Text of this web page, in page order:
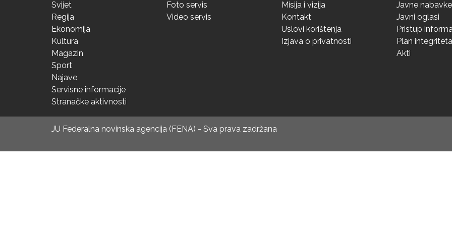
Svijet
Regija
Ekonomija
Kultura
Magazin
Sport
Najave
Servisne informacije
Stranačke aktivnosti
Foto servis
Video servis
Misija i vizija
Kontakt
Uslovi korištenja
Izjava o privatnosti
Javne nabavke
Javni oglasi
Pristup
Plan integriteta
Akti
JU Federalna novinska agencija (FENA) - Sva prava zadržana